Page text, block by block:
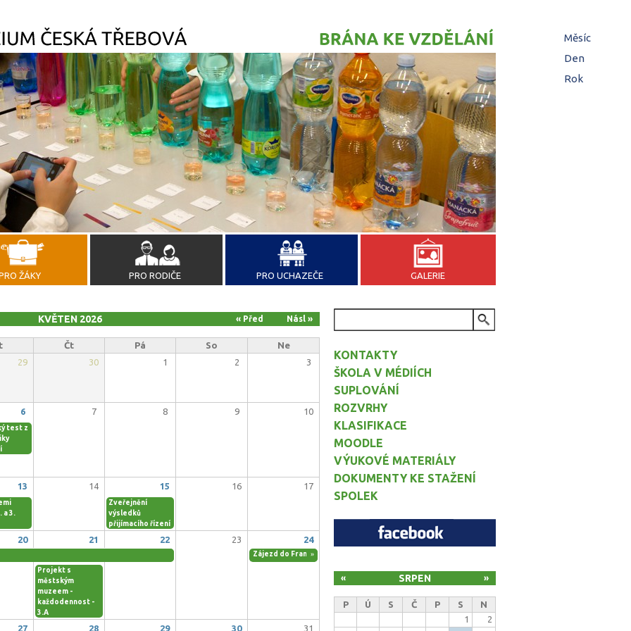
ŽÁKY PRO RODIČE PRO UCHAZEČE GALERIE
KVĚTEN 2026 « Před Násl »
Čt Pá So
Ne
29 30 1 2 3
6 7 8 9 10
test z
13 14 15 16 17
a 3.
Zveřejnění
výsledků
přijímacího řízení
20 21 22 23 24
Zájezd do Francie
»
Projekt s
městským
muzeem -
každodennost -
3.A
27 28 29 30 31
KONTAKTY
ŠKOLA V MÉDIÍCH
SUPLOVÁNÍ
ROZVRHY
KLASIFIKACE
MOODLE
VÝUKOVÉ MATERIÁLY
DOKUMENTY KE STAŽENÍ
SPOLEK
SRPEN
« »
P Ú S Č P S
N
1
2
Měsíc(aktivní
Den
Rok